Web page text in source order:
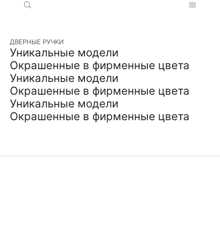
ДВЕРНЫЕ РУЧКИ
Уникальные модели
Окрашенные в фирменные цвета
Уникальные модели
Окрашенные в фирменные цвета
Уникальные модели
Окрашенные в фирменные цвета